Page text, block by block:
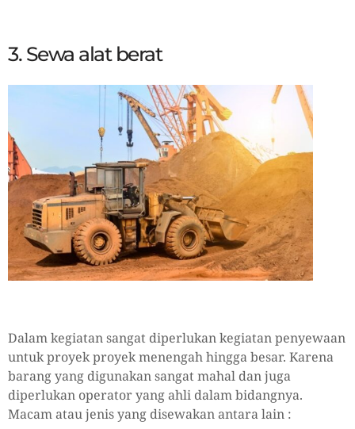
3. Sewa alat berat
Dalam kegiatan sangat diperlukan kegiatan penyewaan
untuk proyek proyek menengah hingga besar. Karena
barang yang digunakan sangat mahal dan juga
diperlukan operator yang ahli dalam bidangnya.
Macam atau jenis yang disewakan antara lain :